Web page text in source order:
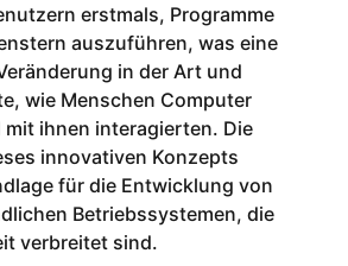
erstmals, Programme
auszuführen, was eine
in der Art und
wie Menschen Computer
ihnen interagierten. Die
innovativen Konzepts
für die Entwicklung von
Betriebssystemen, die
verbreitet sind.